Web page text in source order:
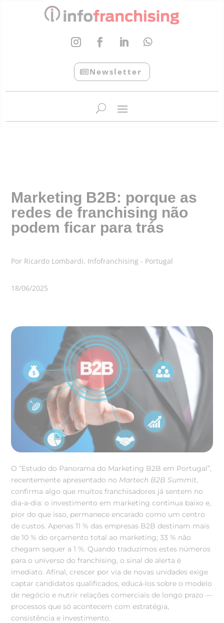
Newsletter
Marketing B2B: porque as
redes de franchising não
podem ficar para trás
Por Ricardo Lombardi, Infofranchising - Portugal
18/06/2025
O “Estudo do Panorama do Marketing B2B em Portugal”,
recentemente apresentado no Martech B2B Summit,
confirma algo que muitos franchisadores já sentem no
dia-a-dia: o investimento em marketing continua baixo e,
pior do que isso, permanece encarado como um centro
de custos. Apenas 11 % das empresas B2B destinam mais
de 10 % do orçamento total ao marketing; 33 % não
chegam sequer a 1 %. Quando traduzimos estes números
para o universo do franchising, o sinal de alerta é
imediato. Afinal, crescer por via de novas unidades exige
captar candidatos qualificados, educá-los sobre o modelo
de negócio e nutrir relações comerciais de longo prazo —
processos que só acontecem com estratégia,
consistência e investimento.